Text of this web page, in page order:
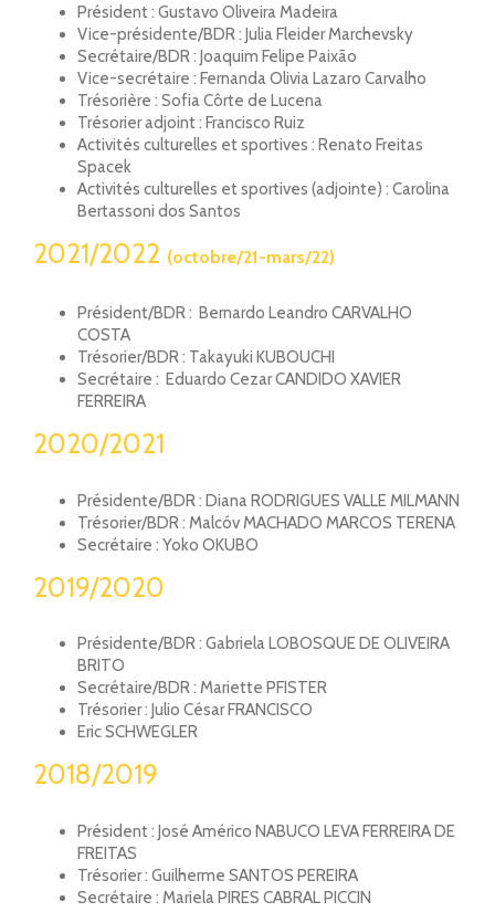
Président : Gustavo Oliveira Madeira
Vice-présidente/BDR : Julia Fleider Marchevsky
Secrétaire/BDR : Joaquim Felipe Paixão
Vice-secrétaire : Fernanda Olivia Lazaro Carvalho
Trésorière : Sofia Côrte de Lucena
Trésorier adjoint : Francisco Ruiz
Activités culturelles et sportives : Renato Freitas
Spacek
Activités culturelles et sportives (adjointe) : Carolina
Bertassoni dos Santos
2021/2022 (octobre/21-mars/22)
Président/BDR : Bernardo Leandro CARVALHO
COSTA
Trésorier/BDR : Takayuki KUBOUCHI
Secrétaire : Eduardo Cezar CANDIDO XAVIER
FERREIRA
2020/2021
Présidente/BDR : Diana RODRIGUES VALLE MILMANN
Trésorier/BDR : Malcóv MACHADO MARCOS TERENA
Secrétaire : Yoko OKUBO
2019/2020
Présidente/BDR : Gabriela LOBOSQUE DE OLIVEIRA
BRITO
Secrétaire/BDR : Mariette PFISTER
Trésorier : Julio César FRANCISCO
Eric SCHWEGLER
2018/2019
Président : José Américo NABUCO LEVA FERREIRA DE
FREITAS
Trésorier : Guilherme SANTOS PEREIRA
Secrétaire : Mariela PIRES CABRAL PICCIN